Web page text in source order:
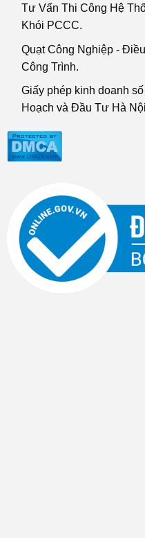
Tư Vấn Thi Công Hệ
Khói PCCC.
Quạt Công Nghiệp -
Công Trình.
Giấy phép kinh doanh số
Hoạch và Đầu Tư Hà